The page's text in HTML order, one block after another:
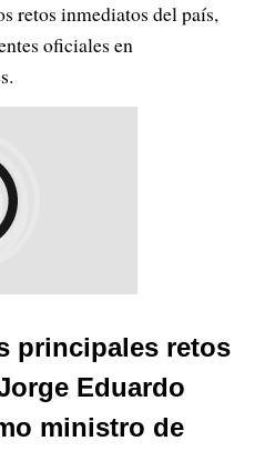
retos inmediatos del país,
oficiales en
principales retos
Eduardo
ministro de